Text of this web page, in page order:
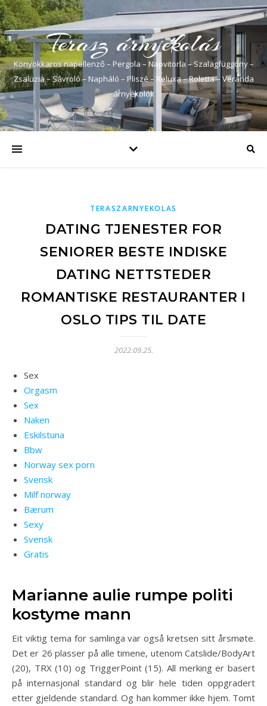
Terasz árnyékolás
Könyökkaros napellenző – Pergola – Napvitorla – Szalagfüggöny –
Zsaluzia – Sávroló – Napháló – Pliszé – Reluxa – Roletta – Veranda
árnyékolók
TERASZARNYEKOLAS
DATING TJENESTER FOR
SENIORER BESTE INDISKE
DATING NETTSTEDER
ROMANTISKE RESTAURANTER I
OSLO TIPS TIL DATE
2022.09.25.
Sex
Orgasm
Sex
Naken
Eskilstuna
Bbw
Norway sex porn
Svensk
Milf norway
Bærum
Sexy
Svensk
Gratis
Marianne aulie rumpe politi
kostyme mann
Eit viktig tema for samlinga var også kretsen sitt årsmøte.
Det er 26 plasser på alle timene, utenom Catslide/BodyArt
(20), TRX (10) og TriggerPoint (15). All merking er basert
på internasjonal standard og blir hele tiden oppgradert
etter gjeldende standard. Og han kommer ikke hjem. Tomt